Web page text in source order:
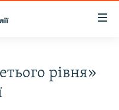
рівня»